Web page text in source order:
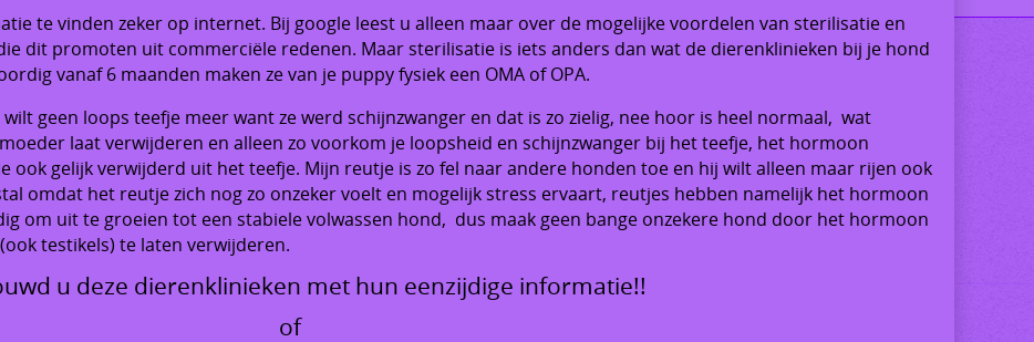
te vinden zeker op internet. Bij google leest u alleen maar over de mogelijke voordelen van sterilisatie en
dit promoten uit commerciële redenen. Maar sterilisatie is iets anders dan wat de dierenklinieken bij je hond
vanaf 6 maanden maken ze van je puppy fysiek een OMA of OPA.
geen loops teefje meer want ze werd schijnzwanger en dat is zo zielig, nee hoor is heel normaal, wat
laat verwijderen en alleen zo voorkom je loopsheid en schijnzwanger bij het teefje, het hormoon
ook gelijk verwijderd uit het teefje. Mijn reutje is zo fel naar andere honden toe en hij wilt alleen maar rijen ook
omdat het reutje zich nog zo onzeker voelt en mogelijk stress ervaart, reutjes hebben namelijk het hormoon
om uit te groeien tot een stabiele volwassen hond, dus maak geen bange onzekere hond door het hormoon
testikels) te laten verwijderen.
u deze dierenklinieken met hun eenzijdige informatie!!
of